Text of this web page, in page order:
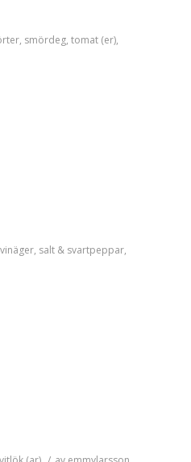
, smördeg, tomat (er),
, salt & svartpeppar,